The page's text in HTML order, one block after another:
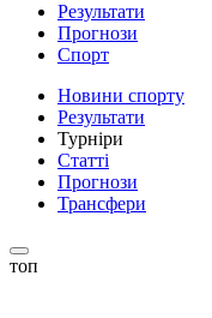
Результати
Прогнози
Спорт
Новини спорту
Результати
Турніри
Статті
Прогнози
Трансфери
топ